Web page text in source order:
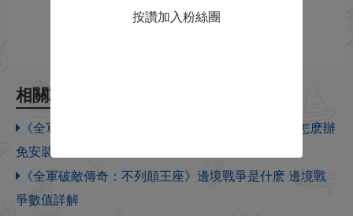
相關攻略
《全軍破敵傳奇：不列顛王座》免安裝版無法啟動怎麽辦
免安裝版無法啟動解決方法
《全軍破敵傳奇：不列顛王座》邊境戰爭是什麽 邊境戰
爭數值詳解
按讚加入粉絲團